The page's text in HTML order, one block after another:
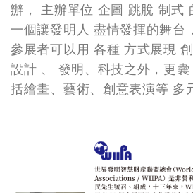
辦， 主辦單位 企圖 跳脫 制式
一個讓發明人 盡情發揮的舞台，
參展者可以用 各種 方式展現
設計 、 發明、科技之外，更囊
括繪畫、藝術、創意表演等 多